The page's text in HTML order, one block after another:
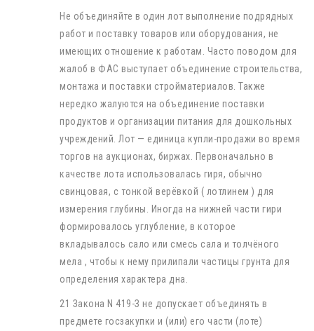
Не объединяйте в один лот выполнение подрядных
работ и поставку товаров или оборудования, не
имеющих отношение к работам. Часто поводом для
жалоб в ФАС выступает объединение строительства,
монтажа и поставки стройматериалов. Также
нередко жалуются на объединение поставки
продуктов и организации питания для дошкольных
учреждений. Лот — единица купли-продажи во время
торгов на аукционах, биржах. Первоначально в
качестве лота использовалась гиря, обычно
свинцовая, с тонкой верёвкой ( лотлинем ) для
измерения глубины. Иногда на нижней части гири
формировалось углубление, в которое
вкладывалось сало или смесь сала и толчёного
мела , чтобы к нему прилипали частицы грунта для
определения характера дна.
21 Закона N 419-З не допускает объединять в
предмете госзакупки и (или) его части (лоте)